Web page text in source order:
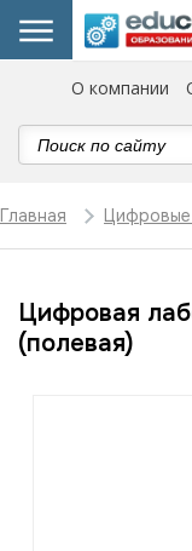
О компании
Главная
Цифровая
(полевая)